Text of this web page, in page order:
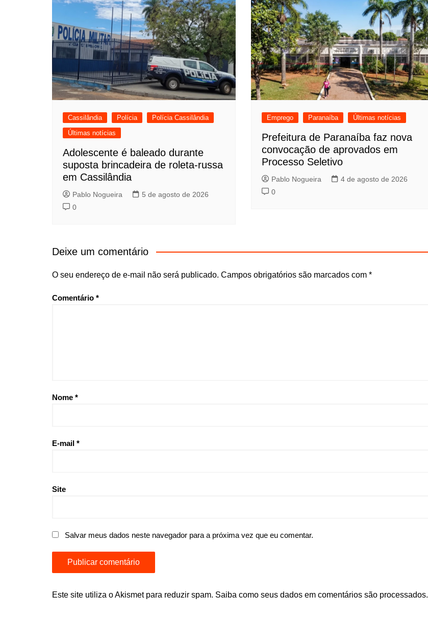
Cassilândia Polícia
Polícia Cassilândia
Últimas notícias
Adolescente é baleado durante
suposta brincadeira de roleta-russa
em Cassilândia
Pablo Nogueira
5 de agosto de 2026
0
Emprego Paranaíba Últimas notícias
Prefeitura de Paranaíba faz nova
convocação de aprovados em
Processo Seletivo
Pablo Nogueira
4 de agosto de 2026
0
Deixe um comentário
O seu endereço de e-mail não será publicado. Campos obrigatórios são marcados com *
Comentário *
Nome *
E-mail *
Site
Salvar meus dados neste navegador para a próxima vez que eu comentar.
Este site utiliza o Akismet para reduzir spam. Saiba como seus dados em comentários são processados.